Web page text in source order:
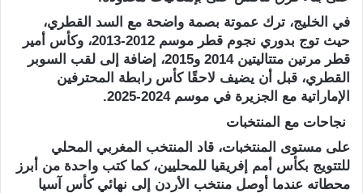
في الخليج، ترك عموتة بصمة واضحة مع السد القطري،
حيث توج بدوري نجوم قطر موسم 2012-2013، وكأس أمير
قطر مرتين متتاليتين 2014 و2015، إضافة إلى لقب السوبر
القطري، قبل أن يضيف لاحقًا كأس رابطة المحترفين
الإماراتية مع الجزيرة في موسم 2024-2025.
نجاحات مع المنتخبات
على مستوى المنتخبات، قاد المنتخب المغربي المحلي
للتتويج بكأس أمم إفريقيا للمحليين، كما كتب واحدة من أبرز
محطاته عندما أوصل منتخب الأردن إلى نهائي كأس آسيا